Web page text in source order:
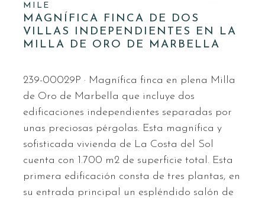
MILE
MAGNÍFICA FINCA DE DOS
VILLAS INDEPENDIENTES EN LA
MILLA DE ORO DE MARBELLA
239-00029P · Magnífica finca en plena Milla
de Oro de Marbella que incluye dos
edificaciones independientes separadas por
unas preciosas pérgolas. Esta magnífica y
sofisticada vivienda de La Costa del Sol
cuenta con 1.700 m2 de superficie total. Esta
primera edificación consta de tres plantas, en
su entrada principal un espléndido salón de